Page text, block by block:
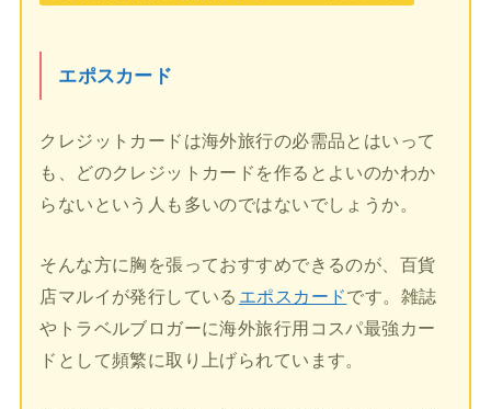
エポスカード
クレジットカードは海外旅行の必需品とはいって
も、どのクレジットカードを作るとよいのかわか
らないという人も多いのではないでしょうか。
そんな方に胸を張っておすすめできるのが、百貨
店マルイが発行している エポスカードです。雑誌
やトラベルブロガーに海外旅行用コスパ最強カー
ドとして頻繁に取り上げられています。